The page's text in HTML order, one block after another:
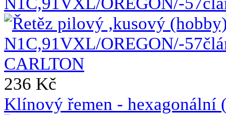
236 Kč
Klínový řemen -